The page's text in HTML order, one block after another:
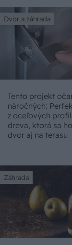
Dvor a záhrada
Tento projekt
náročných:
z oceľových
dreva, ktorá sa
dvor aj na terasu
Záhrada